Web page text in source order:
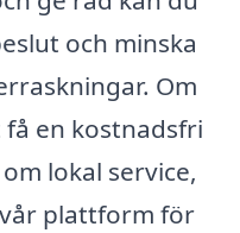
och minska
Om
en kostnadsfri
lokal service,
plattform för